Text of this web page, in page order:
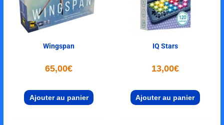
Wingspan
65,00€
Ajouter au panier
IQ Stars
13,00€
Ajouter au panier